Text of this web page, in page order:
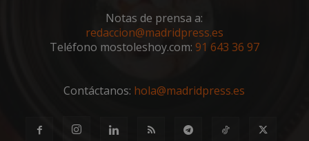
Notas de prensa a:
redaccion@madridpress.es
Teléfono mostoleshoy.com: 91 643 36 97
Contáctanos: hola@madridpress.es
necesarias
Cookies no clasificadas